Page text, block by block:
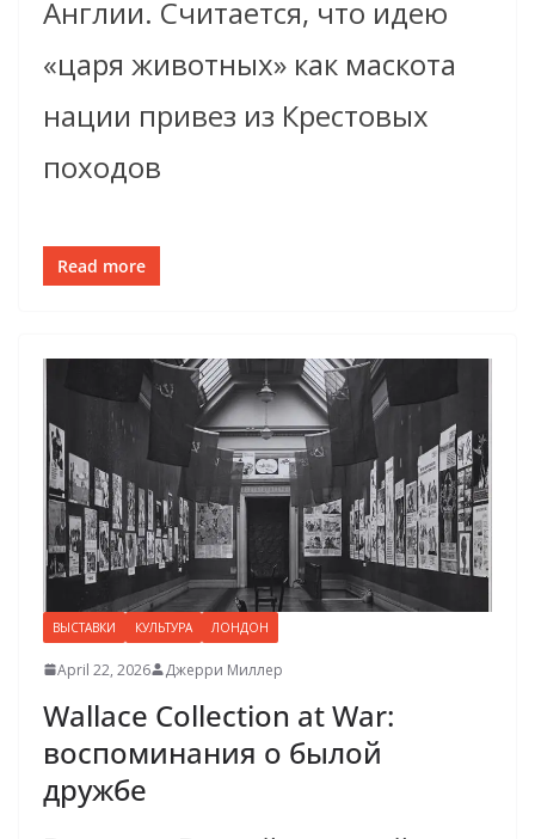
Англии. Считается, что идею
«царя животных» как маскота
нации привез из Крестовых
походов
Read more
ВЫСТАВКИ КУЛЬТУРА ЛОНДОН
April 22, 2026 Джерри Миллер
Wallace Collection at War:
воспоминания о былой
дружбе